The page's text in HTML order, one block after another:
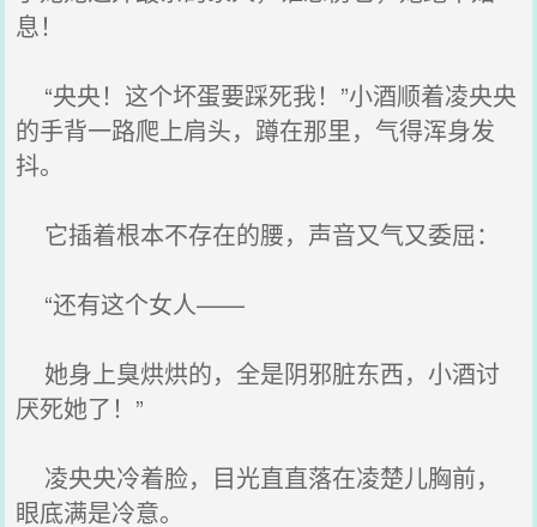
息！
“央央！这个坏蛋要踩死我！”小酒顺着凌央央
的手背一路爬上肩头，蹲在那里，气得浑身发
抖。
它插着根本不存在的腰，声音又气又委屈：
“还有这个女人——
她身上臭烘烘的，全是阴邪脏东西，小酒讨
厌死她了！”
凌央央冷着脸，目光直直落在凌楚儿胸前，
眼底满是冷意。